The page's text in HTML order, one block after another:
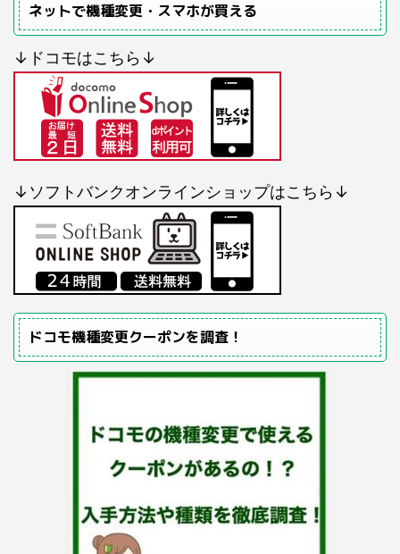
ネットで機種変更・スマホが買える
↓ドコモはこちら↓
↓ソフトバンクオンラインショップはこちら↓
ドコモ機種変更クーポンを調査！